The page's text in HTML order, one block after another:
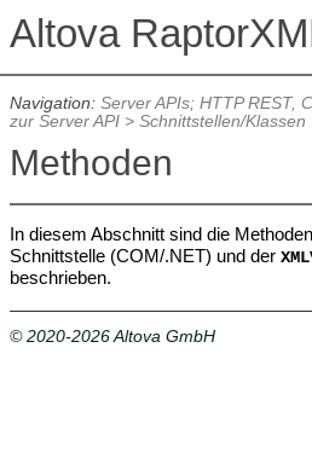
Navigation: Server APIs; HTTP REST,
zur Server API> Schnittstellen/Klassen
Methoden
In diesem Abschnitt sind die
Schnittstelle (COM/.NET) und der
beschrieben.
© 2020-2026 Altova GmbH